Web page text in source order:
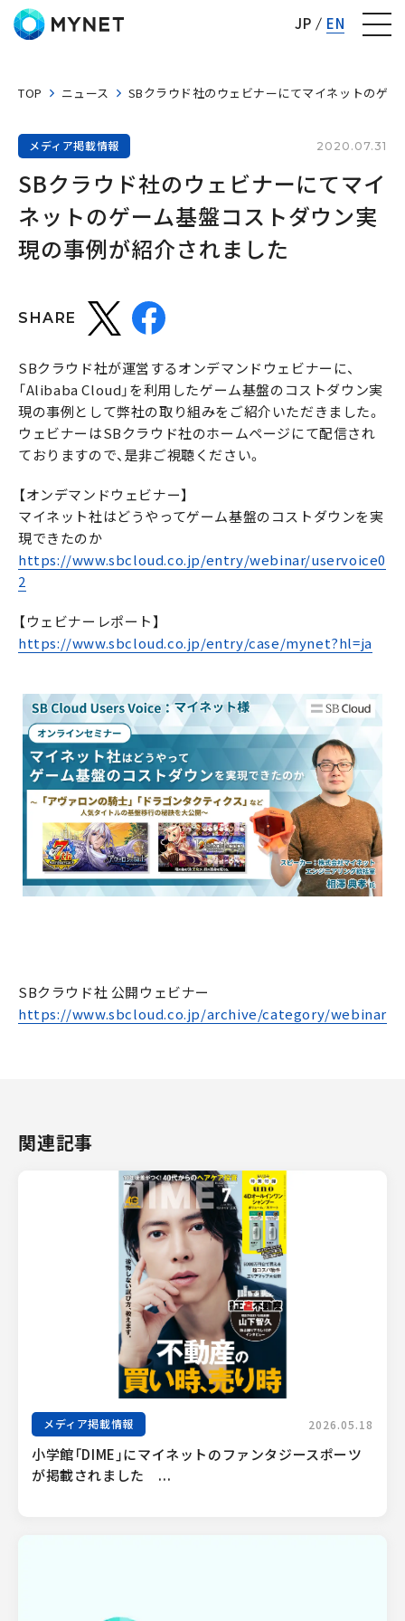
JP EN
TOP ニュース SBクラウド社のウェビナーにてマイネットのゲ
メディア掲載情報 2020.07.31
SBクラウド社のウェビナーにてマイ
ネットのゲーム基盤コストダウン実
現の事例が紹介されました
SHARE
SBクラウド社が運営するオンデマンドウェビナーに、
「Alibaba Cloud」を利用したゲーム基盤のコストダウン実
現の事例として弊社の取り組みをご紹介いただきました。
ウェビナーはSBクラウド社のホームページにて配信され
ておりますので、是非ご視聴ください。
【オンデマンドウェビナー】
マイネット社はどうやってゲーム基盤のコストダウンを実
現できたのか
https://www.sbcloud.co.jp/entry/webinar/uservoice0
2
【ウェビナーレポート】
https://www.sbcloud.co.jp/entry/case/mynet?hl=ja
SBクラウド社 公開ウェビナー
https://www.sbcloud.co.jp/archive/category/webinar
関連記事
メディア掲載情報 2026.05.18
小学館「DIME」にマイネットのファンタジースポーツ
が掲載されました　...